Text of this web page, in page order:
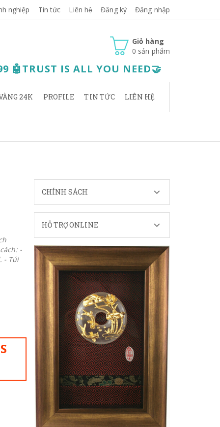
nghiệp Tin tức Liên hệ Đăng ký Đăng nhập
Giỏ hàng
0 sản phẩm
🤖TRUST IS ALL YOU NEED🤝
24K PROFILE TIN TỨC LIÊN HỆ
-
- Túi
CHÍNH SÁCH
HỖ TRỢ ONLINE